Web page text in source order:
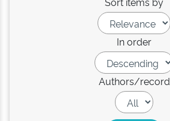
In order
Authors/record